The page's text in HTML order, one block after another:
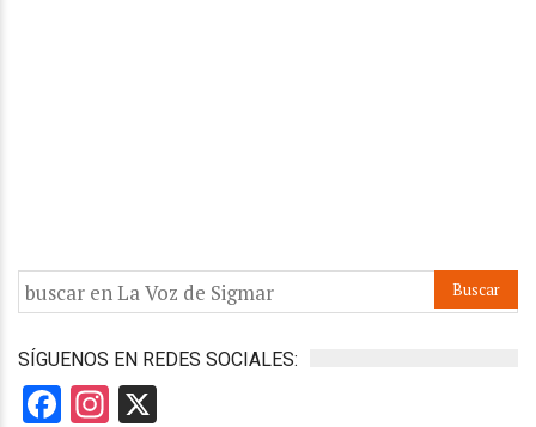
SÍGUENOS EN REDES SOCIALES:
Facebook
Instagram